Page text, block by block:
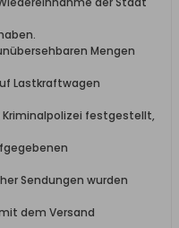
Mengen
Lastkraftwagen
festgestellt,
Sendungen wurden
dem Versand